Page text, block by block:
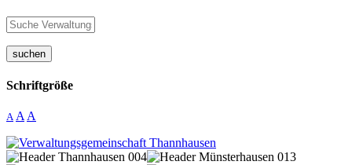
suchen
Schriftgröße
A A A